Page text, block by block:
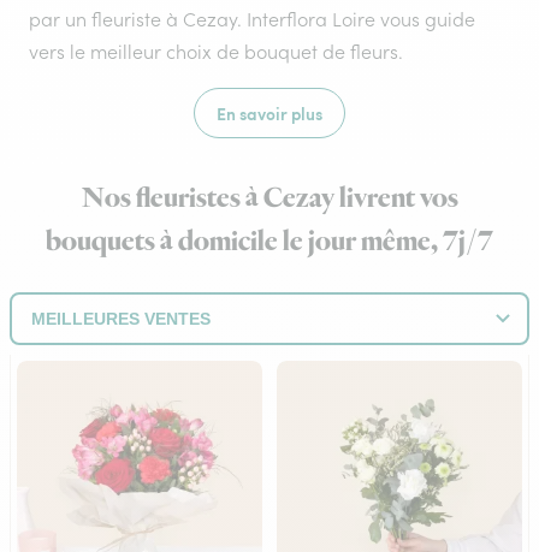
par un fleuriste à Cezay. Interflora Loire vous guide
vers le meilleur choix de bouquet de fleurs.
En savoir plus
Nos fleuristes à Cezay livrent vos
bouquets à domicile le jour même, 7j/7